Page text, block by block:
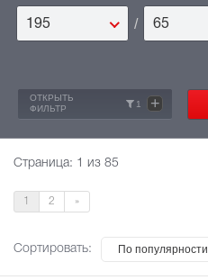
195 / 65
ОТКРЫТЬ
ФИЛЬТР
1 +
Страница: 1 из 85
1 2 »
Сортировать: По популярности